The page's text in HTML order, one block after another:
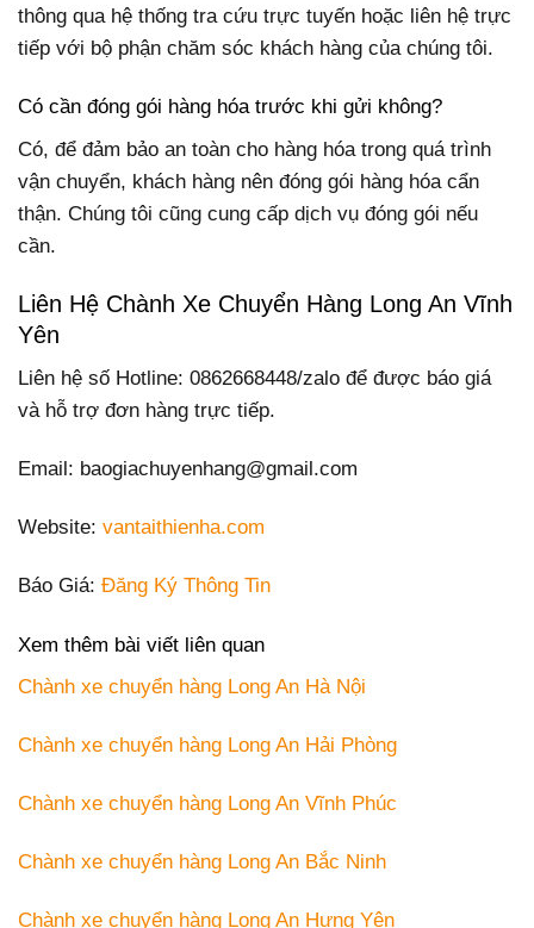
thông qua hệ thống tra cứu trực tuyến hoặc liên hệ trực
tiếp với bộ phận chăm sóc khách hàng của chúng tôi.
Có cần đóng gói hàng hóa trước khi gửi không?
Có, để đảm bảo an toàn cho hàng hóa trong quá trình
vận chuyển, khách hàng nên đóng gói hàng hóa cẩn
thận. Chúng tôi cũng cung cấp dịch vụ đóng gói nếu
cần.
Liên Hệ Chành Xe Chuyển Hàng Long An Vĩnh
Yên
Liên hệ số Hotline: 0862668448/zalo để được báo giá
và hỗ trợ đơn hàng trực tiếp.
Email: baogiachuyenhang@gmail.com
Website: vantaithienha.com
Báo Giá: Đăng Ký Thông Tin
Xem thêm bài viết liên quan
Chành xe chuyển hàng Long An Hà Nội
Chành xe chuyển hàng Long An Hải Phòng
Chành xe chuyển hàng Long An Vĩnh Phúc
Chành xe chuyển hàng Long An Bắc Ninh
Chành xe chuyển hàng Long An Hưng Yên